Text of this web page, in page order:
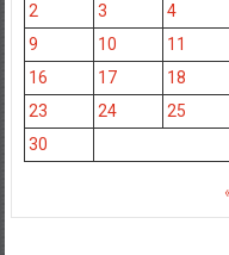
2
3 4
9
10 11
16
17 18
23
24 25
30